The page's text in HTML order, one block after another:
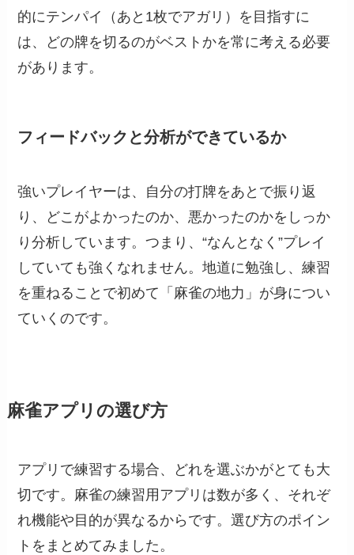
的にテンパイ（あと1枚でアガリ）を目指すに
は、どの牌を切るのがベストかを常に考える必要
があります。
フィードバックと分析ができているか
強いプレイヤーは、自分の打牌をあとで振り返
り、どこがよかったのか、悪かったのかをしっか
り分析しています。つまり、“なんとなく”プレイ
していても強くなれません。地道に勉強し、練習
を重ねることで初めて「麻雀の地力」が身につい
ていくのです。
麻雀アプリの選び方
アプリで練習する場合、どれを選ぶかがとても大
切です。麻雀の練習用アプリは数が多く、それぞ
れ機能や目的が異なるからです。選び方のポイン
トをまとめてみました。